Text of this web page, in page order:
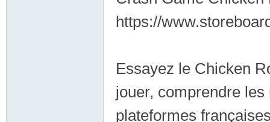
https://
Essayez le Chicken
jouer, comprendre
plateformes